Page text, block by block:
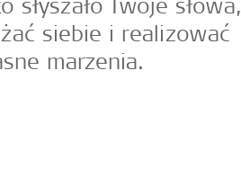
słyszało Twoje słowa,
siebie i realizować
marzenia.